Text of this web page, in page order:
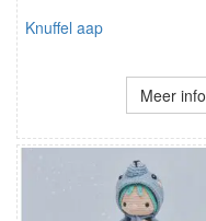
Knuffel aap
Meer info